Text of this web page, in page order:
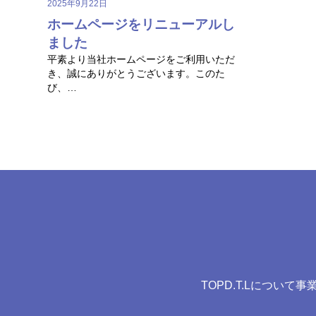
2025年9月22日
ホームページをリニューアルし
ました
平素より当社ホームページをご利用いただ
き、誠にありがとうございます。このた
び、…
TOPD.T.Lについて事